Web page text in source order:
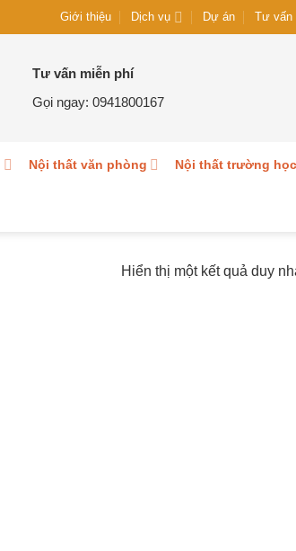
Giới thiệu Dịch vụ Dự án Tư vấn
Tư vấn miễn phí
Gọi ngay: 0941800167
Nội thất văn phòng Nội thất trường học
Hiển thị một kết quả duy